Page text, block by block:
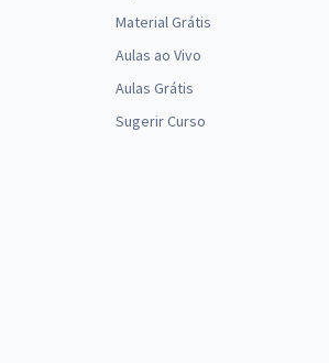
Material Grátis
Aulas ao Vivo
Aulas Grátis
Sugerir Curso